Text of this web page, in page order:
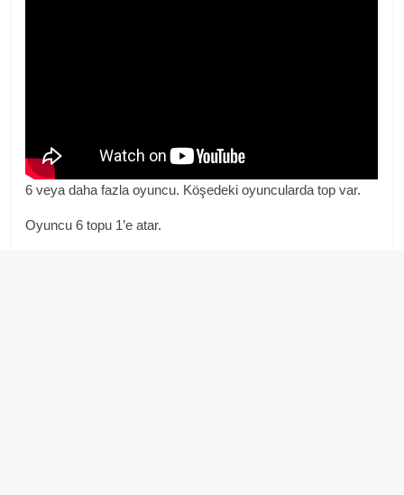
6 veya daha fazla oyuncu. Köşedeki oyuncularda top var.
Oyuncu 6 topu 1’e atar.